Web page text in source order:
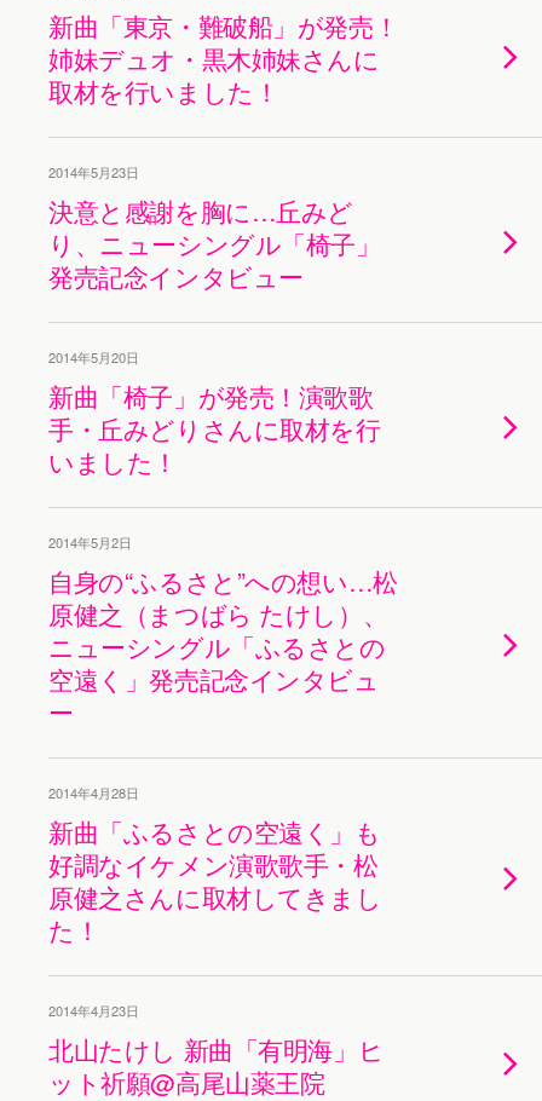
新曲「東京・難破船」が発売！
姉妹デュオ・黒木姉妹さんに
取材を行いました！
2014年5月23日
決意と感謝を胸に…丘みど
り、ニューシングル「椅子」
発売記念インタビュー
2014年5月20日
新曲「椅子」が発売！演歌歌
手・丘みどりさんに取材を行
いました！
2014年5月2日
自身の“ふるさと”への想い…松
原健之（まつばら たけし）、
ニューシングル「ふるさとの
空遠く」発売記念インタビュ
ー
2014年4月28日
新曲「ふるさとの空遠く」も
好調なイケメン演歌歌手・松
原健之さんに取材してきまし
た！
2014年4月23日
北山たけし 新曲「有明海」ヒ
ット祈願@高尾山薬王院